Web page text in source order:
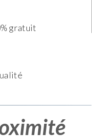
gratuit